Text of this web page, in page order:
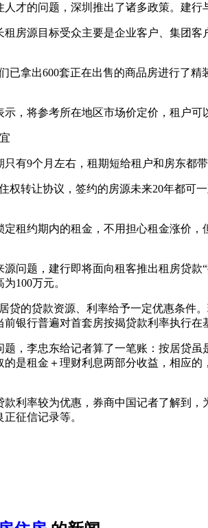
才的问题，深圳推出了诸多政策。建
房源目标受众主要是企业客户、集团
已拿出600套正在出售的商品房进行了
，将参考所在地区市场价定价，租户可
有9个月左右，租期短给租户和房东都
权转让协议，签约的房源未来20年都
租约期内的租金，不用担心租金涨价
问题，建行即将面向租客推出租房贷
100万元。
贷的贷款资源、利率给予一定优惠条件
银行普遍对首套房按揭贷款利率执行
，李忠东给记者算了一笔账：按居贷
是租金＋理财利息两部分收益，相应
利率较为优惠，券商中国记者了解到
征信记录等。